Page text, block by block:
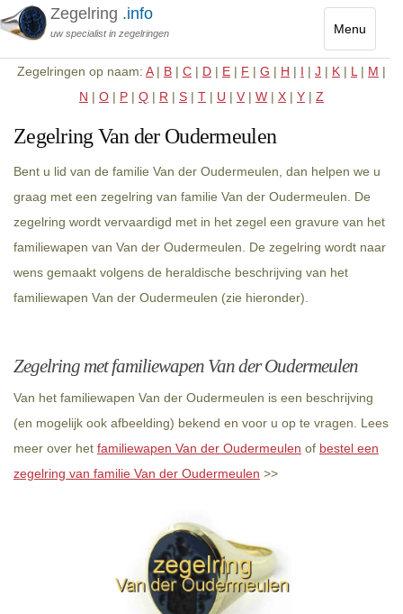
Menu
Toggle
Zegelring .info
uw specialist in zegelringen
Zegelringen op naam: A| B | C | D | E | F | G | H | I | J | K | L | M |
N | O | P | Q | R | S | T | U | V | W | X | Y | Z
Zegelring Van der Oudermeulen
Bent u lid van de familie Van der Oudermeulen, dan helpen we u
graag met een zegelring van familie Van der Oudermeulen. De
zegelring wordt vervaardigd met in het zegel een gravure van het
familiewapen van Van der Oudermeulen. De zegelring wordt naar
wens gemaakt volgens de heraldische beschrijving van het
familiewapen Van der Oudermeulen (zie hieronder).
Zegelring met familiewapen Van der Oudermeulen
Van het familiewapen Van der Oudermeulen is een beschrijving
(en mogelijk ook afbeelding) bekend en voor u op te vragen. Lees
meer over het familiewapen Van der Oudermeulen of bestel een
zegelring van familie Van der Oudermeulen >>